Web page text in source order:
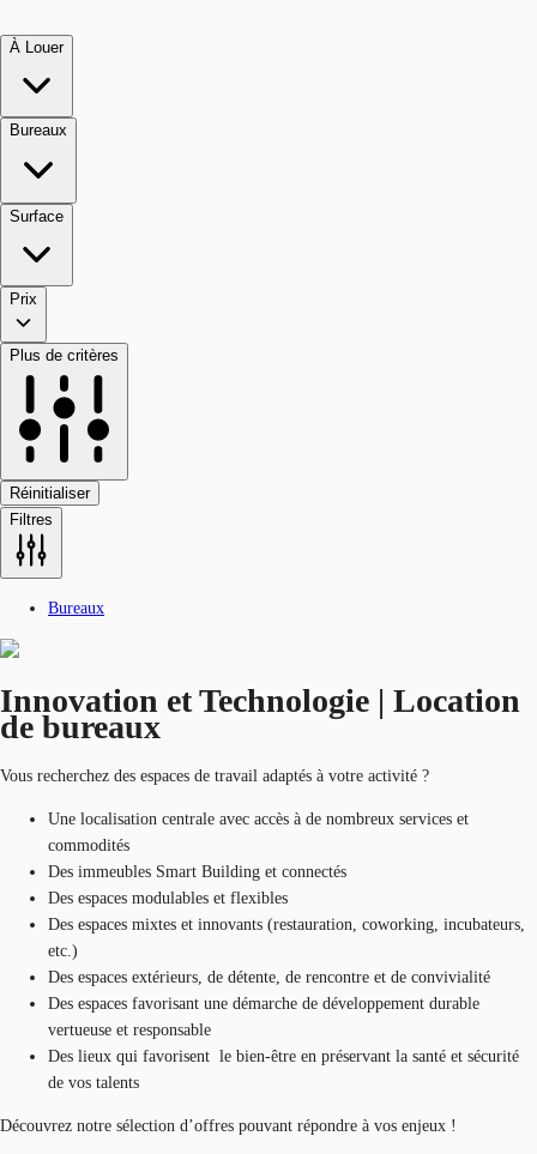
À Louer
Bureaux
Surface
Prix
Plus de critères
Réinitialiser
Filtres
Bureaux
Innovation et Technologie | Location
de bureaux
Vous recherchez des espaces de travail adaptés à votre activité ?
Une localisation centrale avec accès à de nombreux services et
commodités
Des immeubles Smart Building et connectés
Des espaces modulables et flexibles
Des espaces mixtes et innovants (restauration, coworking, incubateurs,
etc.)
Des espaces extérieurs, de détente, de rencontre et de convivialité
Des espaces favorisant une démarche de développement durable
vertueuse et responsable
Des lieux qui favorisent le bien-être en préservant la santé et sécurité
de vos talents
Découvrez notre sélection d’offres pouvant répondre à vos enjeux !